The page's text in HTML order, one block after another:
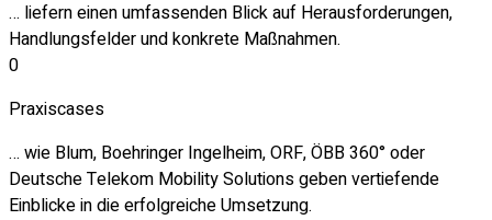
… liefern einen umfassenden Blick auf Herausforderungen,
Handlungsfelder und konkrete Maßnahmen.
0
Praxiscases
… wie Blum, Boehringer Ingelheim, ORF, ÖBB 360° oder
Deutsche Telekom Mobility Solutions geben vertiefende
Einblicke in die erfolgreiche Umsetzung.